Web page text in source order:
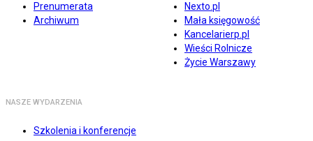
Prenumerata
Archiwum
Nexto.pl
Mała księgowość
Kancelarierp.pl
Wieści Rolnicze
Życie Warszawy
NASZE WYDARZENIA
Szkolenia i konferencje